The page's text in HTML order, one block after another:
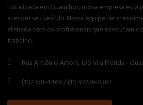
Localizada em Guarulhos, nossa empresa está
atender seu veículo. Nossa equipe de
alinhada com os profissionais que executam
trabalho.
Rua Antônio Artoni, 190 Vila Flórida -
(11)2358-4469 / (11) 97226-0307